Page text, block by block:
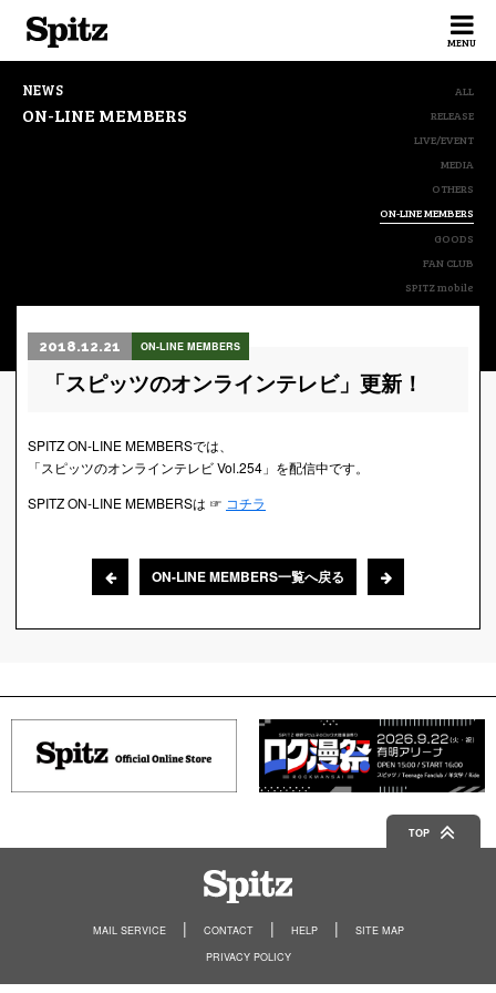
MENU
NEWS
ON-LINE MEMBERS
ALL
RELEASE
LIVE/EVENT
MEDIA
OTHERS
ON-LINE MEMBERS
GOODS
FAN CLUB
SPITZ mobile
2018.12.21 ON-LINE MEMBERS
「スピッツのオンラインテレビ」更新！
SPITZ ON-LINE MEMBERSでは、
「スピッツのオンラインテレビ Vol.254」を配信中です。
SPITZ ON-LINE MEMBERSは ☞ コチラ
ON-LINE MEMBERS一覧へ戻る
TOP
MAIL SERVICE CONTACT HELP
SITE MAP
PRIVACY POLICY